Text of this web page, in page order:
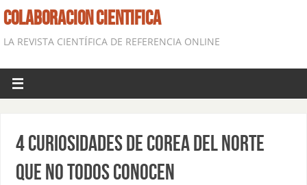
COLABORACION CIENTIFICA
LA REVISTA CIENTÍFICA DE REFERENCIA ONLINE
4 curiosidades de Corea del Norte
que no todos conocen